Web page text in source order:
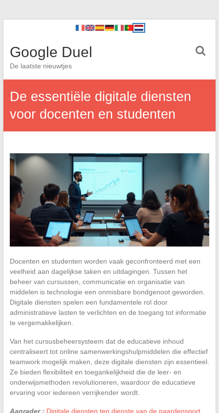
Google Duel
De laatste nieuwtjes
De essentiële digitale diensten
voor docenten en studenten
Docenten en studenten worden vaak geconfronteerd met een
veelheid aan dagelijkse taken en uitdagingen. Tussen het
beheer van cursussen, communicatie en organisatie van
middelen is technologie een onmisbare bondgenoot geworden.
Digitale diensten spelen een fundamentele rol door
administratieve lasten te verlichten en de toegang tot informatie
te vergemakkelijken.
Van het cursusbeheersysteem dat de educatieve inhoud
centraliseert tot online samenwerkingshulpmiddelen die effectief
teamwork mogelijk maken, deze digitale diensten zijn essentieel.
Ze bieden flexibiliteit en toegankelijkheid die de leer- en
onderwijsmethoden revolutioneren, waardoor de educatieve
ervaring voor iedereen verrijkender wordt.
Aanrader : Digitale diensten ten dienste van de paardensport